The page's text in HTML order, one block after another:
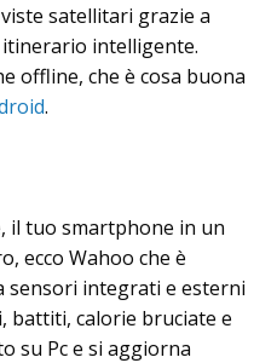
satellitari grazie a
intelligente.
offline, che è cosa buona
.
il tuo smartphone in un
ecco Wahoo che è
sensori integrati e esterni
battiti, calorie bruciate e
su Pc e si aggiorna